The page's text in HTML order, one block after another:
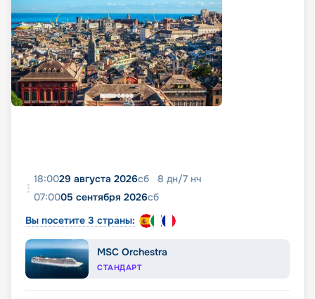
18:0029 августа 2026сб 8 дн/7 нч
07:0005 сентября 2026сб
Вы посетите 3 страны:
MSC Orchestra
СТАНДАРТ